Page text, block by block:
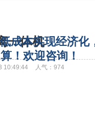
本实现经济化
！欢迎咨询！
一体机
10:49:44 人气： 974